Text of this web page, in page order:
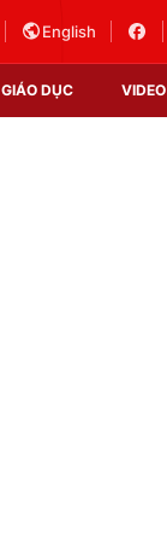
English
GIÁO DỤC VIDEO